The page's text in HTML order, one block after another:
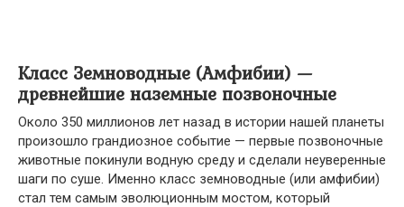
Класс Земноводные (Амфибии) —
древнейшие наземные позвоночные
Около 350 миллионов лет назад в истории нашей планеты
произошло грандиозное событие — первые позвоночные
животные покинули водную среду и сделали неуверенные
шаги по суше. Именно класс земноводные (или амфибии)
стал тем самым эволюционным мостом, который